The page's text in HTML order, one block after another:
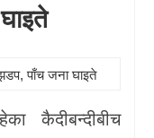
कैदीबन्दीबीच